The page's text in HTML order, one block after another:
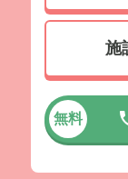
施
無料